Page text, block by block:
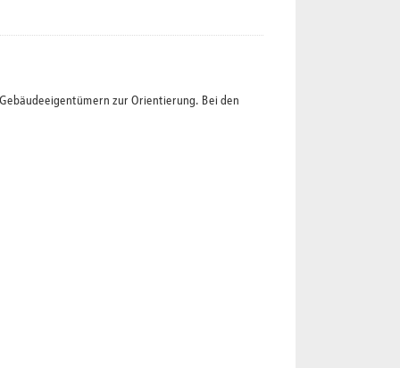
zur Orientierung. Bei den